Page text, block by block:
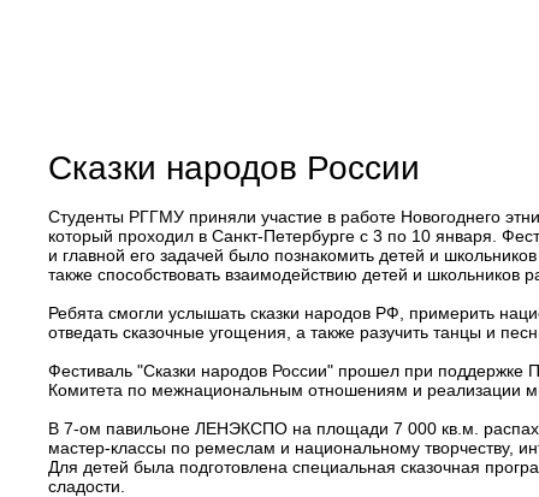
Сказки народов России
Студенты РГГМУ приняли участие в работе Новогоднего
который проходил в Санкт-Петербурге с 3 по 10 января.
и главной его задачей было познакомить детей и
также способствовать взаимодействию детей и школьников
Ребята смогли услышать сказки народов РФ, примерить
отведать сказочные угощения, а также разучить танцы и
Фестиваль "Сказки народов России" прошел при поддержке
Комитета по межнациональным отношениям и реализации
В 7-ом павильоне ЛЕНЭКСПО на площади 7 000 кв.м.
мастер-классы по ремеслам и национальному творчеству,
Для детей была подготовлена специальная сказочная
сладости.